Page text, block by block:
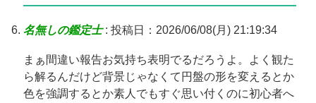
名無しの鑑定士: 投稿日：2026/06/08(月) 21:19:34
まぁ間違い報告お気持ち表明でるだろうよ。よく観た
ら解るんだけど背景じゃなくて円盤の形を変えるとか
色を強調するとか素人でもすぐ思い付くのに初心者へ